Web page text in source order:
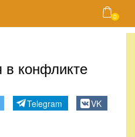
0
в конфликте
Telegram
VK